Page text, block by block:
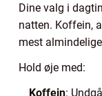
Dine valg i
natten. Koffein,
mest
Hold øje med:
Koffein: